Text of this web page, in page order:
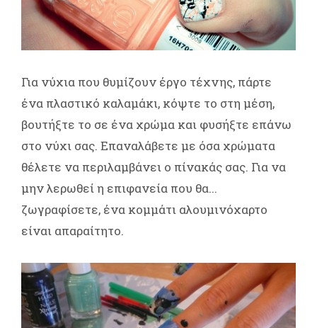
Για νύχια που θυμίζουν έργο τέχνης, πάρτε
ένα πλαστικό καλαμάκι, κόψτε το στη μέση,
βουτήξτε το σε ένα χρώμα και φυσήξτε επάνω
στο νύχι σας. Επαναλάβετε με όσα χρώματα
θέλετε να περιλαμβάνει ο πίνακάς σας. Για να
μην λερωθεί η επιφανεία που θα...
ζωγραφίσετε, ένα κομμάτι αλουμινόχαρτο
είναι απαραίτητο.